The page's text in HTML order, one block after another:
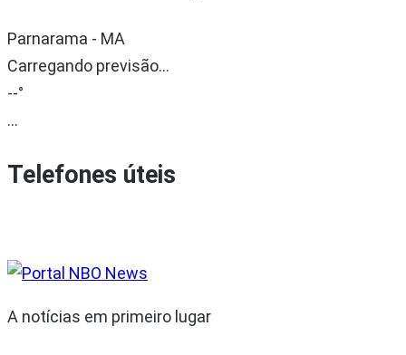
Parnarama - MA
Carregando previsão...
--°
...
Telefones úteis
A notícias em primeiro lugar